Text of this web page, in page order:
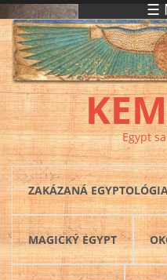
Skočiť na hlavný obsah ☰
Egypt
ZAKÁZANÁ
MAGICKÝ EGYPT